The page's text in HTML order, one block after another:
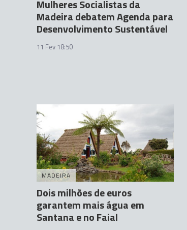
Mulheres Socialistas da
Madeira debatem Agenda para
Desenvolvimento Sustentável
11 Fev 18:50
MADEIRA
Dois milhões de euros
garantem mais água em
Santana e no Faial